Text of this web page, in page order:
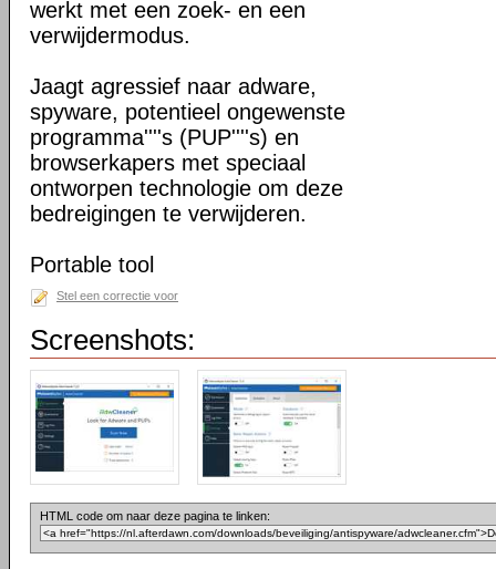
werkt met een zoek- en een
verwijdermodus.
Jaagt agressief naar adware,
spyware, potentieel ongewenste
programma''''s (PUP''''s) en
browserkapers met speciaal
ontworpen technologie om deze
bedreigingen te verwijderen.
Portable tool
Stel een correctie voor
Screenshots:
HTML code om naar deze pagina te linken: